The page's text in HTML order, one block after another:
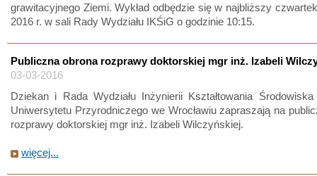
grawitacyjnego Ziemi. Wykład odbędzie się w najbliższy
2016 r. w sali Rady Wydziału IKŚiG o godzinie 10:15.
Publiczna obrona rozprawy doktorskiej mgr inż. Izabeli
03-03-2016
Dziekan i Rada Wydziału Inżynierii Kształtowania
Uniwersytetu Przyrodniczego we Wrocławiu zapraszają na
rozprawy doktorskiej mgr inż. Izabeli Wilczyńskiej.
więcej...